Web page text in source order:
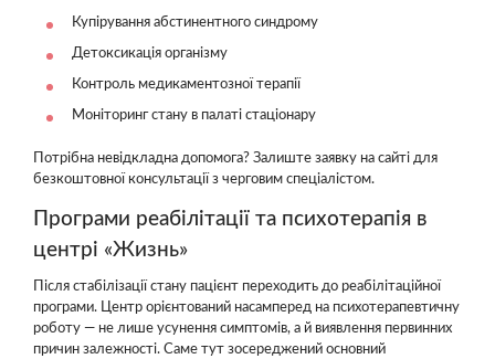
Купірування абстинентного синдрому
Детоксикація організму
Контроль медикаментозної терапії
Моніторинг стану в палаті стаціонару
Потрібна невідкладна допомога? Залиште заявку на сайті для
безкоштовної консультації з черговим спеціалістом.
Програми реабілітації та психотерапія в
центрі «Жизнь»
Після стабілізації стану пацієнт переходить до реабілітаційної
програми. Центр орієнтований насамперед на психотерапевтичну
роботу — не лише усунення симптомів, а й виявлення первинних
причин залежності. Саме тут зосереджений основний